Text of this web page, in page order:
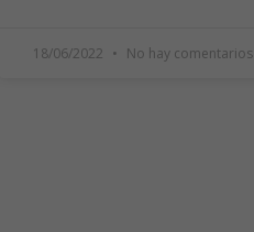
18/06/2022 No hay comentarios